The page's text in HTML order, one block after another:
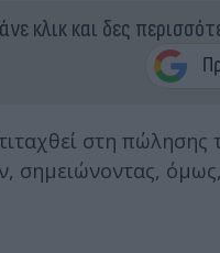
κλικ και δες
στη πώλησης
σημειώνοντας,